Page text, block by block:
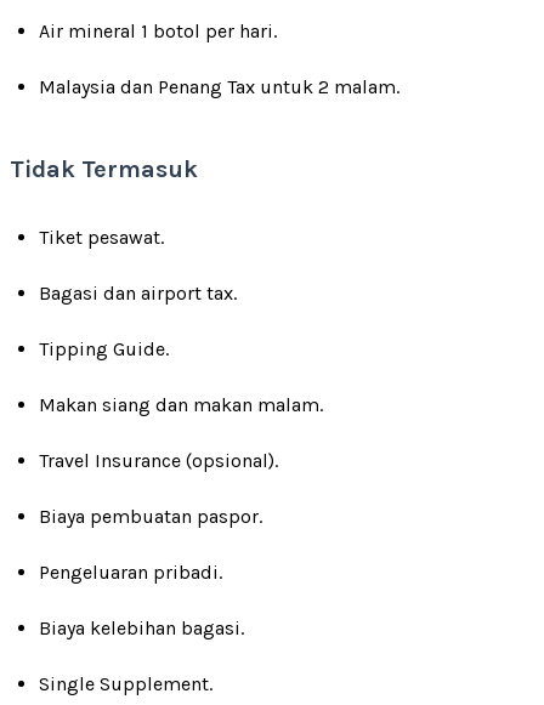
Air mineral 1 botol per hari.
Malaysia dan Penang Tax untuk 2 malam.
Tidak Termasuk
Tiket pesawat.
Bagasi dan airport tax.
Tipping Guide.
Makan siang dan makan malam.
Travel Insurance (opsional).
Biaya pembuatan paspor.
Pengeluaran pribadi.
Biaya kelebihan bagasi.
Single Supplement.